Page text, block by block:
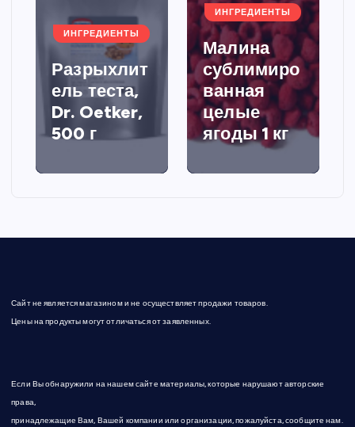
ИНГРЕДИЕНТЫ
Разрыхлит
ель теста,
Dr. Oetker,
500 г
ИНГРЕДИЕНТЫ
Малина
сублимиро
ванная
целые
ягоды 1 кг
Сайт не является магазином и не осуществляет продажи товаров.
Цены на продукты могут отличаться от заявленных.
Если Вы обнаружили на нашем сайте материалы, которые нарушают авторские
права,
принадлежащие Вам, Вашей компании или организации, пожалуйста, сообщите нам.